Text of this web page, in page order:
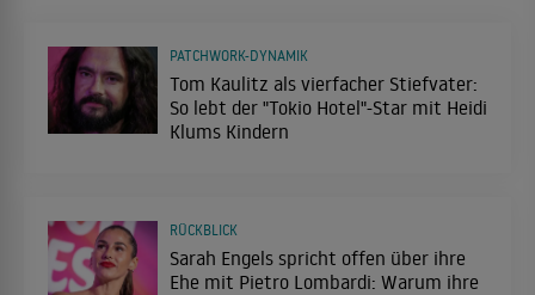
Tom Kaulitz als vierfacher Stiefvater:
So lebt der "Tokio Hotel"-Star mit Heidi
Klums Kindern
PATCHWORK-DYNAMIK
Sarah Engels spricht offen über ihre
Ehe mit Pietro Lombardi: Warum ihre
RÜCKBLICK